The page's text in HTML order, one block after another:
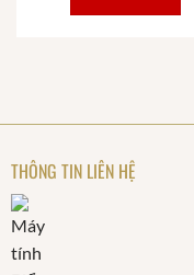
THÔNG TIN LIÊN HỆ